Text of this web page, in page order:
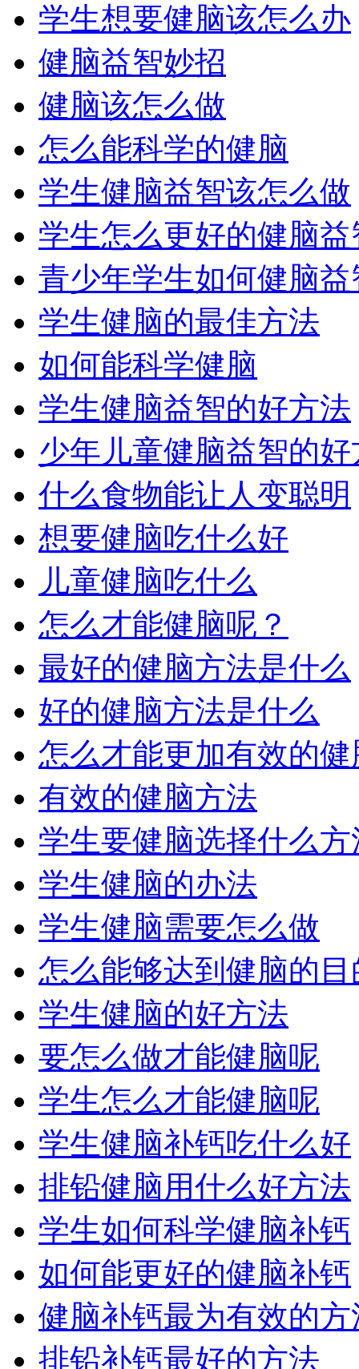
学生想要健脑该怎么办
健脑益智妙招
健脑该怎么做
怎么能科学的健脑
学生健脑益智该怎么做
学生怎么更好的健脑益
青少年学生如何健脑益
学生健脑的最佳方法
如何能科学健脑
学生健脑益智的好方法
少年儿童健脑益智的好
什么食物能让人变聪明
想要健脑吃什么好
儿童健脑吃什么
怎么才能健脑呢？
最好的健脑方法是什么
好的健脑方法是什么
怎么才能更加有效的健
有效的健脑方法
学生要健脑选择什么方
学生健脑的办法
学生健脑需要怎么做
怎么能够达到健脑的目
学生健脑的好方法
要怎么做才能健脑呢
学生怎么才能健脑呢
学生健脑补钙吃什么好
排铅健脑用什么好方法
学生如何科学健脑补钙
如何能更好的健脑补钙
健脑补钙最为有效的方
排铅补钙最好的方法